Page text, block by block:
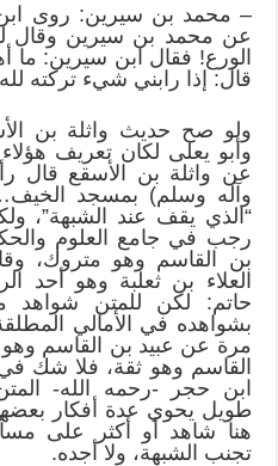
– محمد بن سيرين: روى
عن محمد بن سيرين وقال
الورع! فقال ابن سيرين: ما
قال: إذا رابني شيء تركته
ولو صح حديث واثلة بن
وأبو يعلى لكان تعريف
عن واثلة بن الأسقع قال
وآله وسلم) بمسجد
“الذي يقف عند الشبهة”،
رجب في جامع العلوم
بن القاسم وهو متروك،
العلاء بن ثعلبة وهو أحد
حاتم: لكن للمتن
بشواهده في الأمالي
مرة عن عبيد بن القاسم
القاسم وهو ثقة، فلا شك
ابن حجر -رحمه الله-
طويل يحوي عدة أفكار بعضها
هنا شاهد أو أكثر على
تجنب الشبهة، ولا أجده.